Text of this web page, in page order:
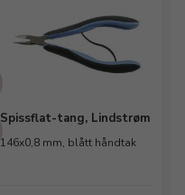
Spissflat-tang, Lindstrøm
146x0,8 mm, blått håndtak